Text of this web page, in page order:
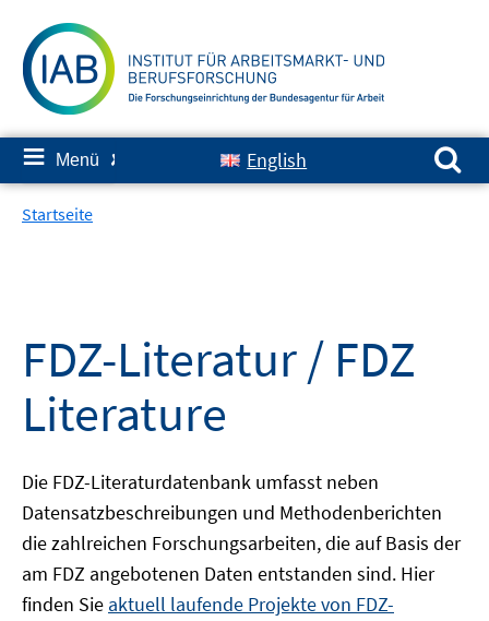
zum
Inhalt
≡ Menü ✘ English
Suchen nach:
Startseite
FDZ-Literatur / FDZ
Literature
Die FDZ-Literaturdatenbank umfasst neben
Datensatzbeschreibungen und Methodenberichten
die zahlreichen Forschungsarbeiten, die auf Basis der
am FDZ angebotenen Daten entstanden sind. Hier
finden Sie aktuell laufende Projekte von FDZ-